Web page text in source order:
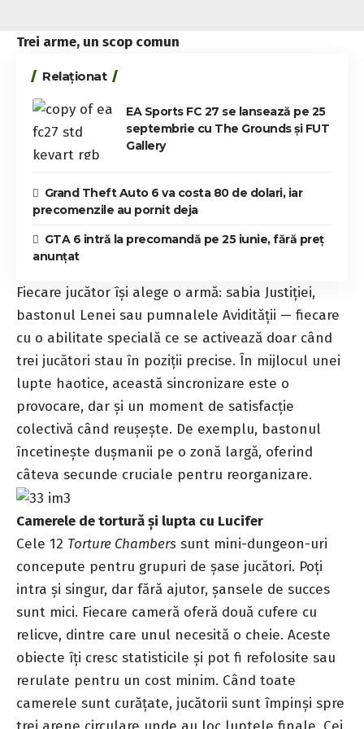
Trei arme, un scop comun
Relaționat
EA Sports FC 27 se lansează pe 25
septembrie cu The Grounds și FUT
Gallery
Grand Theft Auto 6 va costa 80 de dolari, iar
precomenzile au pornit deja
GTA 6 intră la precomandă pe 25 iunie, fără preț
anunțat
Fiecare jucător își alege o armă: sabia Justiției,
bastonul Lenei sau pumnalele Avidității — fiecare
cu o abilitate specială ce se activează doar când
trei jucători stau în poziții precise. În mijlocul unei
lupte haotice, această sincronizare este o
provocare, dar și un moment de satisfacție
colectivă când reușește. De exemplu, bastonul
încetinește dușmanii pe o zonă largă, oferind
câteva secunde cruciale pentru reorganizare.
Camerele de tortură și lupta cu Lucifer
Cele 12 Torture Chambers sunt mini-dungeon-uri
concepute pentru grupuri de șase jucători. Poți
intra și singur, dar fără ajutor, șansele de succes
sunt mici. Fiecare cameră oferă două cufere cu
relicve, dintre care unul necesită o cheie. Aceste
obiecte îți cresc statisticile și pot fi refolosite sau
rerulate pentru un cost minim. Când toate
camerele sunt curățate, jucătorii sunt împinși spre